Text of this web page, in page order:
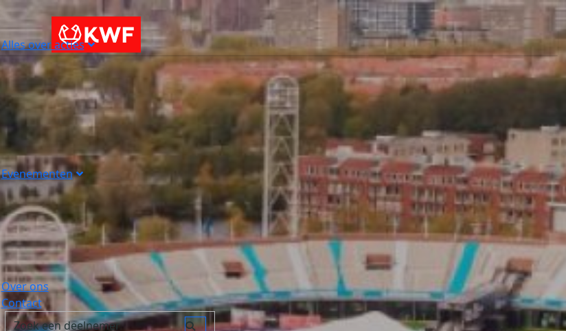
Alles over acties
Evenementen
Over ons
Contact